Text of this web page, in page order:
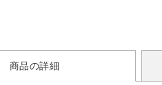
商品の詳細